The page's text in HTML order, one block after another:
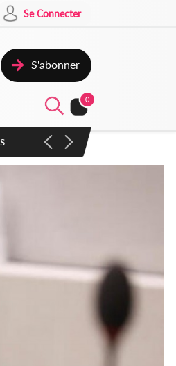
Se Connecter
S'abonner
0